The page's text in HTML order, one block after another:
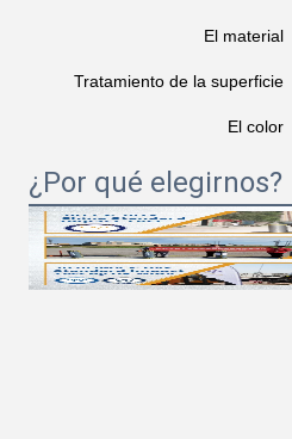
El material
Tratamiento de la superficie
El color
¿Por qué elegirnos?